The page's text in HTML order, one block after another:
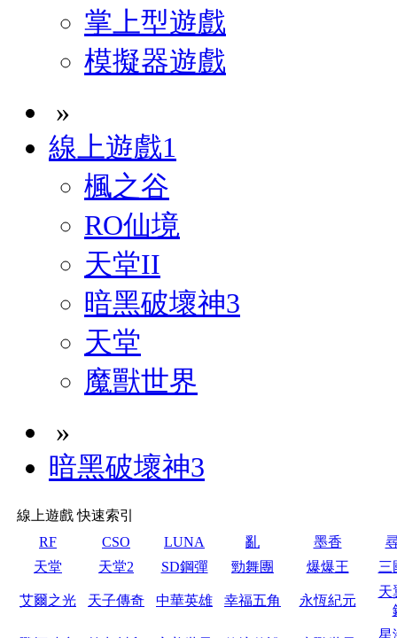
掌上型遊戲
模擬器遊戲
»
線上遊戲1
楓之谷
RO仙境
天堂II
暗黑破壞神3
天堂
魔獸世界
»
暗黑破壞神3
線上遊戲 快速索引
RF
CSO LUNA 亂 墨香
天堂
天堂2 SD鋼彈 勁舞團 爆爆王 三
艾爾之光 天子傳奇 中華英雄 幸福五角 永恆紀元
天
星